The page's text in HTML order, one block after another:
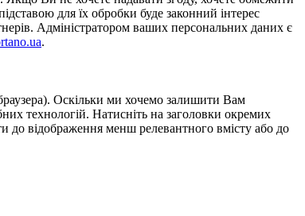
для їх обробки буде законний інтерес
Адміністратором ваших персональних даних є
.
Оскільки ми хочемо залишити Вам
технологій. Натисніть на заголовки окремих
до відображення менш релевантного вмісту або до